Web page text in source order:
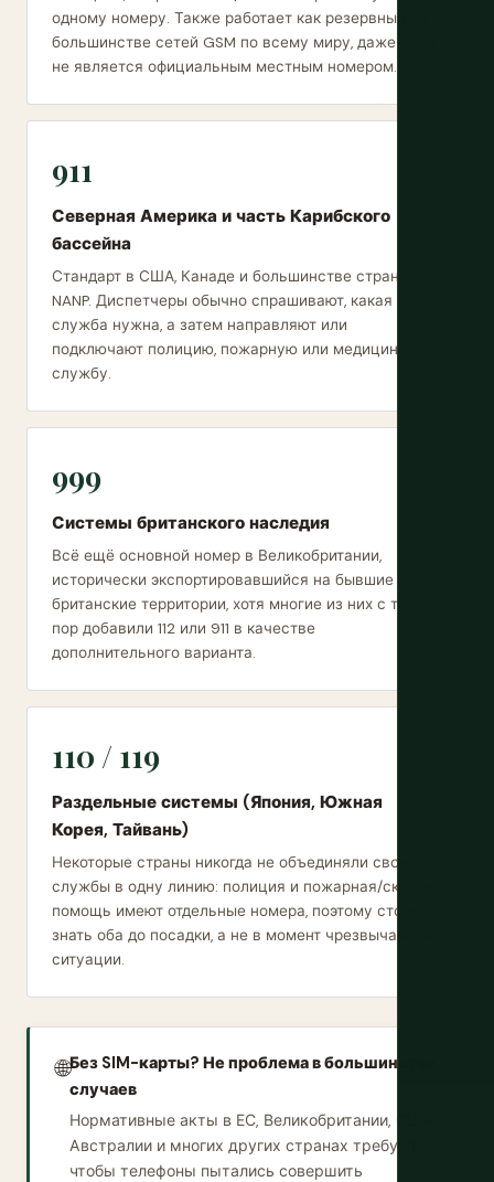
одному номеру. Также работает как резервный на
большинстве сетей GSM по всему миру, даже если
не является официальным местным номером.
911
Северная Америка и часть Карибского
бассейна
Стандарт в США, Канаде и большинстве стран
NANP. Диспетчеры обычно спрашивают, какая
служба нужна, а затем направляют или
подключают полицию, пожарную или медицинскую
службу.
999
Системы британского наследия
Всё ещё основной номер в Великобритании,
исторически экспортировавшийся на бывшие
британские территории, хотя многие из них с тех
пор добавили 112 или 911 в качестве
дополнительного варианта.
110 / 119
Раздельные системы (Япония, Южная
Корея, Тайвань)
Некоторые страны никогда не объединяли свои
службы в одну линию: полиция и пожарная/скорая
помощь имеют отдельные номера, поэтому стоит
знать оба до посадки, а не в момент чрезвычайной
ситуации.
🌐Без SIM-карты? Не проблема в большинстве
случаев
Нормативные акты в ЕС, Великобритании, США,
Австралии и многих других странах требуют,
чтобы телефоны пытались совершить